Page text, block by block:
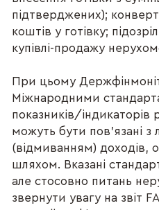
підтверджених);
коштів у готівку;
купівлі-продажу
При цьому
Міжнародними
показників/
можуть бути пов’язані з
(відмиванням) доходів,
шляхом. Вказані
але стосовно питань
звернути увагу на звіт